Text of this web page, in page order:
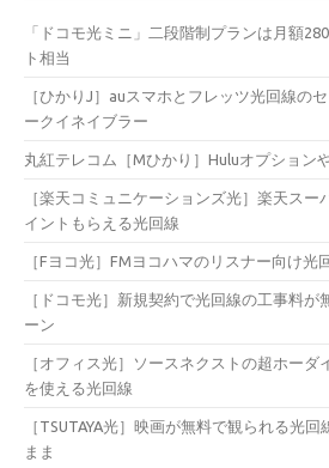
「ドコモ光ミニ」二段階制プランは月額
ト相当
［ひかりJ］auスマホとフレッツ光回線の
ークイネイブラー
丸紅テレコム［Mひかり］Huluオプション
［楽天コミュニケーションズ光］楽天スー
イントもらえる光回線
［Fヨコ光］FMヨコハマのリスナー向け光
［ドコモ光］新規契約で光回線の工事料
ーン
［オフィス光］ソースネクストの超ホーダ
を使える光回線
［TSUTAYA光］映画が無料で観られる光
まま